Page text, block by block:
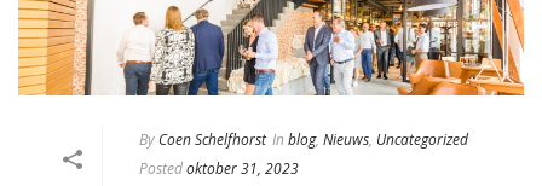
By Coen Schelfhorst In blog, Nieuws, Uncategorized
Postedoktober 31, 2023